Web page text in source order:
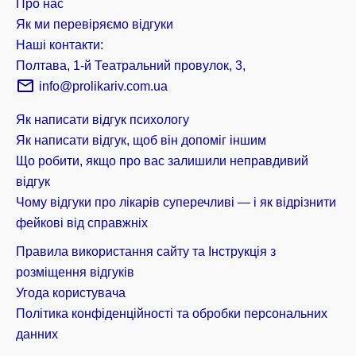
Про нас
Як ми перевіряємо відгуки
Наші контакти:
Полтава, 1-й Театральний провулок, 3,
info@prolikariv.com.ua
Як написати відгук психологу
Як написати відгук, щоб він допоміг іншим
Що робити, якщо про вас залишили неправдивий
відгук
Чому відгуки про лікарів суперечливі — і як відрізнити
фейкові від справжніх
Правила використання сайту та Інструкція з
розміщення відгуків
Угода користувача
Політика конфіденційності та обробки персональних
данних